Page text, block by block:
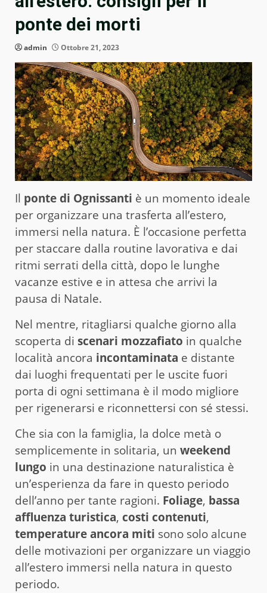
ponte dei morti
admin Ottobre 21, 2023
Il ponte di Ognissanti è un momento ideale
per organizzare una trasferta all’estero,
immersi nella natura. È l’occasione perfetta
per staccare dalla routine lavorativa e dai
ritmi serrati della città, dopo le lunghe
vacanze estive e in attesa che arrivi la
pausa di Natale.
Nel mentre, ritagliarsi qualche giorno alla
scoperta di scenari mozzafiato in qualche
località ancora incontaminata e distante
dai luoghi frequentati per le uscite fuori
porta di ogni settimana è il modo migliore
per rigenerarsi e riconnettersi con sé stessi.
Che sia con la famiglia, la dolce metà o
semplicemente in solitaria, un weekend
lungo in una destinazione naturalistica è
un’esperienza da fare in questo periodo
dell’anno per tante ragioni. Foliage, bassa
affluenza turistica, costi contenuti,
temperature ancora miti sono solo alcune
delle motivazioni per organizzare un viaggio
all’estero immersi nella natura in questo
periodo.